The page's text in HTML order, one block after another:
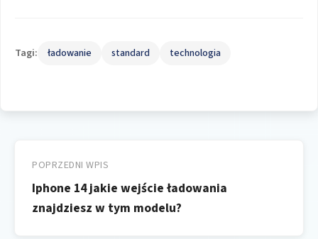
Tagi: ładowanie standard technologia
wpisu
POPRZEDNI WPIS
Iphone 14 jakie wejście ładowania
znajdziesz w tym modelu?